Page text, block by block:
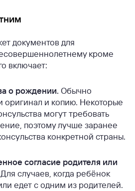
документов для
кроме
включает:
о рождении. Обычно
оригинал и копию. Некоторые
могут требовать
поэтому лучше заранее
конкретной страны.
согласие родителя или
Для случаев, когда ребёнок
едет с одним из родителей.